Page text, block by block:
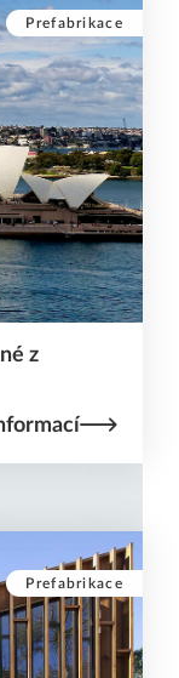
Prefabrikace
z
Prefabrikace